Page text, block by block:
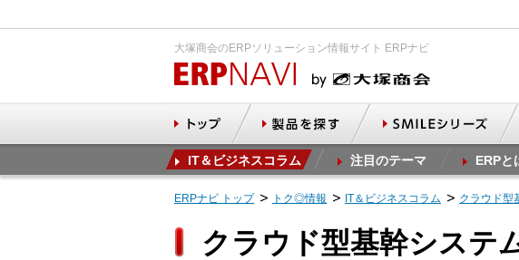
大塚商会のERPソリューション情報サイト ERPナビ
IT＆ビジネスコラム 注目のテーマ ERPと
ERPナビ トップ トク◎情報 IT＆ビジネスコラム クラウド型
クラウド型基幹システ